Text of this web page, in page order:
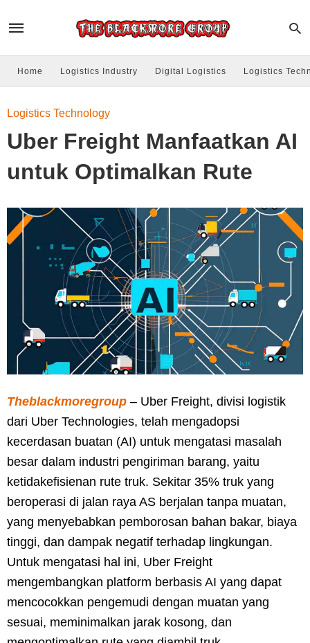
Home Logistics Industry Digital Logistics Logistics
Logistics Technology
Uber Freight Manfaatkan AI
untuk Optimalkan Rute
Theblackmoregroup – Uber Freight, divisi logistik
dari Uber Technologies, telah mengadopsi
kecerdasan buatan (AI) untuk mengatasi masalah
besar dalam industri pengiriman barang, yaitu
ketidakefisienan rute truk. Sekitar 35% truk yang
beroperasi di jalan raya AS berjalan tanpa muatan,
yang menyebabkan pemborosan bahan bakar, biaya
tinggi, dan dampak negatif terhadap lingkungan.
Untuk mengatasi hal ini, Uber Freight
mengembangkan platform berbasis AI yang dapat
mencocokkan pengemudi dengan muatan yang
sesuai, meminimalkan jarak kosong, dan